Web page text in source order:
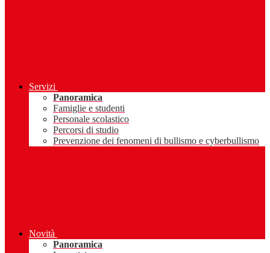
Servizi
Panoramica
Famiglie e studenti
Personale scolastico
Percorsi di studio
Prevenzione dei fenomeni di bullismo e cyberbullismo
Novità
Panoramica